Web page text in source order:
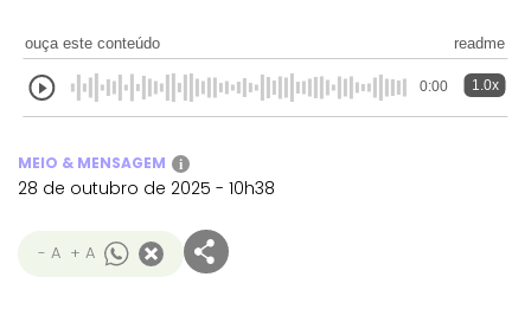
ouça este conteúdo readme
0:00 1.0x
MEIO & MENSAGEM i
28 de outubro de 2025 - 10h38
- A + A